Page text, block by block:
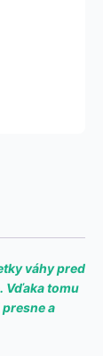
váhy pred
Vďaka tomu
a